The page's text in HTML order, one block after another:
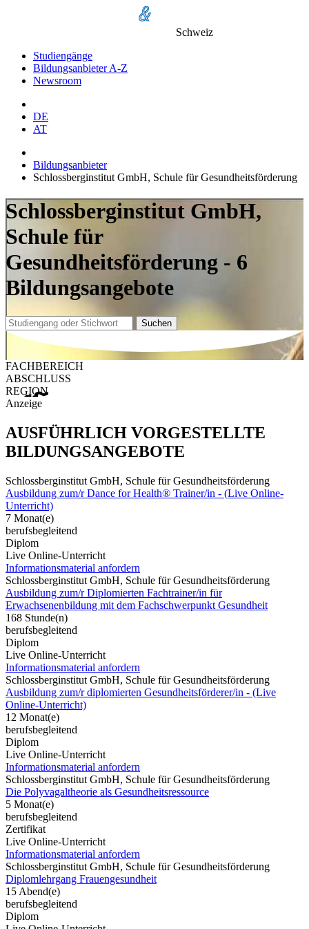
Schweiz
Studiengänge
Bildungsanbieter A-Z
Newsroom
DE
AT
Bildungsanbieter
Schlossberginstitut GmbH, Schule für Gesundheitsförderung
Schlossberginstitut GmbH,
Schule für
Gesundheitsförderung - 6
Bildungsangebote
Suchen
FACHBEREICH
ABSCHLUSS
REGION
Anzeige
AUSFÜHRLICH VORGESTELLTE
BILDUNGSANGEBOTE
Schlossberginstitut GmbH, Schule für Gesundheitsförderung
Ausbildung zum/r Dance for Health® Trainer/in - (Live Online-
Unterricht)
7 Monat(e)
berufsbegleitend
Diplom
Live Online-Unterricht
Informationsmaterial anfordern
Schlossberginstitut GmbH, Schule für Gesundheitsförderung
Ausbildung zum/r Diplomierten Fachtrainer/in für
Erwachsenenbildung mit dem Fachschwerpunkt Gesundheit
168 Stunde(n)
berufsbegleitend
Diplom
Live Online-Unterricht
Informationsmaterial anfordern
Schlossberginstitut GmbH, Schule für Gesundheitsförderung
Ausbildung zum/r diplomierten Gesundheitsförderer/in - (Live
Online-Unterricht)
12 Monat(e)
berufsbegleitend
Diplom
Live Online-Unterricht
Informationsmaterial anfordern
Schlossberginstitut GmbH, Schule für Gesundheitsförderung
Die Polyvagaltheorie als Gesundheitsressource
5 Monat(e)
berufsbegleitend
Zertifikat
Live Online-Unterricht
Informationsmaterial anfordern
Schlossberginstitut GmbH, Schule für Gesundheitsförderung
Diplomlehrgang Frauengesundheit
15 Abend(e)
berufsbegleitend
Diplom